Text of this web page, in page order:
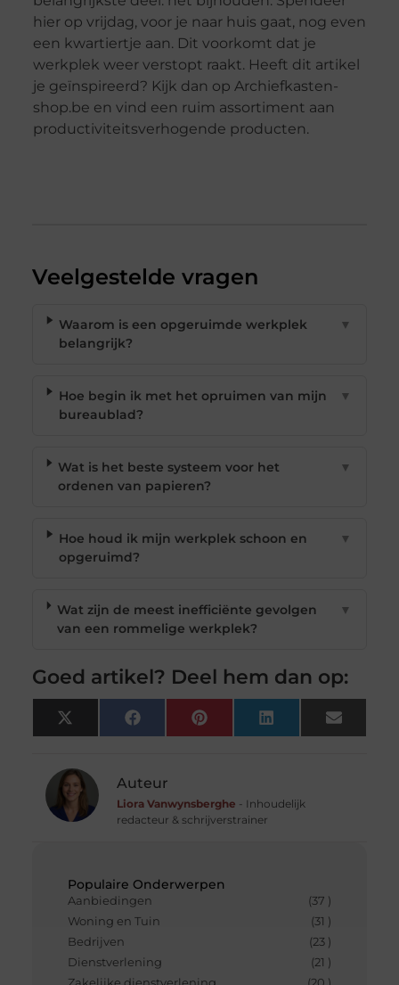
Populaire Onderwerpen
Aanbiedingen
(37 )
Woning en Tuin
(31 )
Bedrijven
(23 )
Dienstverlening
(21 )
hier op vrijdag, voor je naar huis gaat, nog even
een kwartiertje aan. Dit voorkomt dat je
werkplek weer verstopt raakt. Heeft dit artikel
je geïnspireerd? Kijk dan op Archiefkasten-
shop.be en vind een ruim assortiment aan
productiviteitsverhogende producten.
Veelgestelde vragen
Waarom is een opgeruimde werkplek
belangrijk?
▼
Hoe begin ik met het opruimen van mijn
bureaublad?
▼
Wat is het beste systeem voor het
ordenen van papieren?
▼
Hoe houd ik mijn werkplek schoon en
opgeruimd?
▼
Wat zijn de meest inefficiënte gevolgen
van een rommelige werkplek?
▼
Goed artikel? Deel hem dan op:
X
(Twitter)
FacebookPinterest LinkedIn Email
Auteur
Liora Vanwynsberghe - Inhoudelijk
redacteur & schrijverstrainer